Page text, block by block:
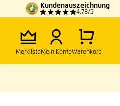
Kundenauszeichnung
4.78/5
MerklisteMein KontoWarenkorb